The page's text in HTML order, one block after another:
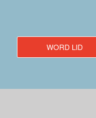
WORD LID